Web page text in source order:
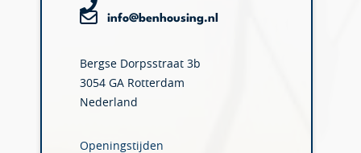
info@benhousing.nl
Bergse Dorpsstraat 3b
3054 GA Rotterdam
Nederland
Openingstijden